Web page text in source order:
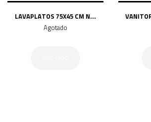
LAVAPLATOS 75X45 CM N...
Agotado